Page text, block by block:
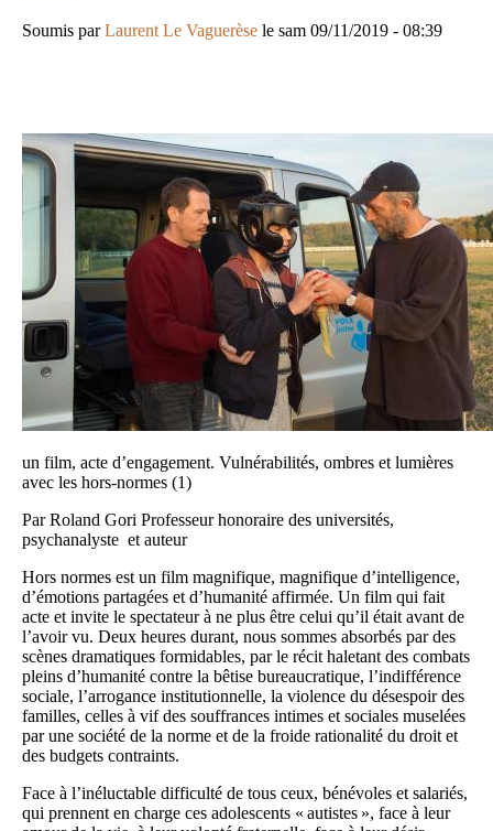
Soumis parLaurent Le Vaguerèse le sam 09/11/2019 - 08:39
Image
un film, acte d’engagement. Vulnérabilités, ombres et lumières
avec les hors-normes (1)
Par Roland Gori Professeur honoraire des universités,
psychanalyste et auteur
Hors normes est un film magnifique, magnifique d’intelligence,
d’émotions partagées et d’humanité affirmée. Un film qui fait
acte et invite le spectateur à ne plus être celui qu’il était avant de
l’avoir vu. Deux heures durant, nous sommes absorbés par des
scènes dramatiques formidables, par le récit haletant des combats
pleins d’humanité contre la bêtise bureaucratique, l’indifférence
sociale, l’arrogance institutionnelle, la violence du désespoir des
familles, celles à vif des souffrances intimes et sociales muselées
par une société de la norme et de la froide rationalité du droit et
des budgets contraints.
Face à l’inéluctable difficulté de tous ceux, bénévoles et salariés,
qui prennent en charge ces adolescents « autistes », face à leur